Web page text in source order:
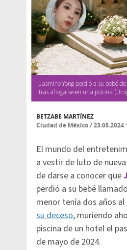
Jasmine Yong perdió a su bebé
tras ahogarse en una piscina
BETZABE MARTÍNEZ
Ciudad de México/23.05.2024
El mundo del
a vestir de luto de
de darse a conocer que
perdió a su bebé
menor tenía dos años al
su deceso, muriendo
piscina de un hotel el
de mayo de 2024.